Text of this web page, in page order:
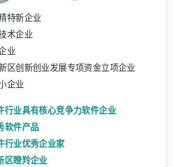
特新企业
术企业
业
区创新创业发展专项资金立项企业
企业
行业具有核心竞争力软件企业
软件产品
行业优秀企业家
区瞪羚企业